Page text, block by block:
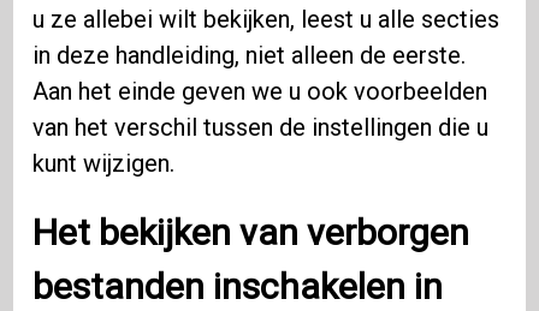
u ze allebei wilt bekijken, leest u alle secties
in deze handleiding, niet alleen de eerste.
Aan het einde geven we u ook voorbeelden
van het verschil tussen de instellingen die u
kunt wijzigen.
Het bekijken van verborgen
bestanden inschakelen in